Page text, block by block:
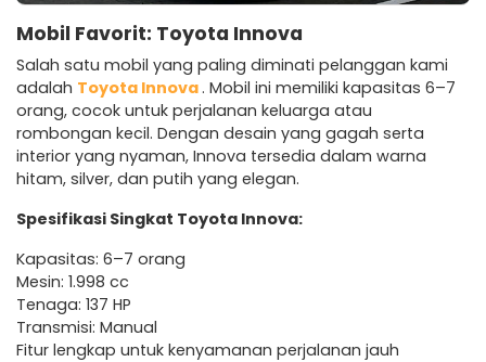
Mobil Favorit: Toyota Innova
Salah satu mobil yang paling diminati pelanggan kami
adalah Toyota Innova. Mobil ini memiliki kapasitas 6–7
orang, cocok untuk perjalanan keluarga atau
rombongan kecil. Dengan desain yang gagah serta
interior yang nyaman, Innova tersedia dalam warna
hitam, silver, dan putih yang elegan.
Spesifikasi Singkat Toyota Innova:
Kapasitas: 6–7 orang
Mesin: 1.998 cc
Tenaga: 137 HP
Transmisi: Manual
Fitur lengkap untuk kenyamanan perjalanan jauh